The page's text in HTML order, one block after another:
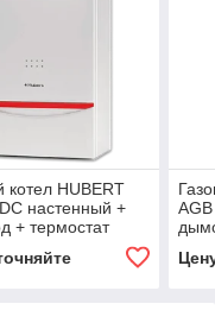
котел HUBERT
настенный +
+ термостат